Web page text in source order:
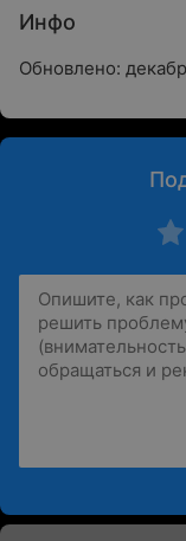
Инфо
Обновлено: